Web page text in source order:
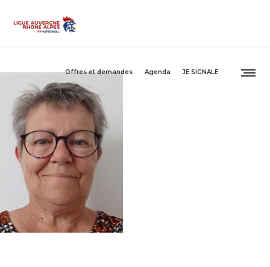
Offres et demandes Agenda JE SIGNALE